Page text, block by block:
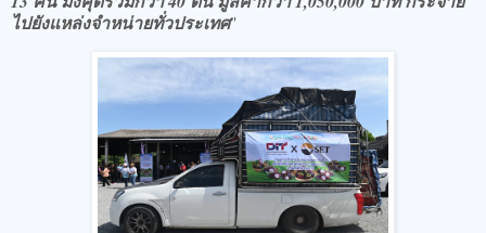
ไปยังแหล่งจำหน่ายทั่วประเทศ"